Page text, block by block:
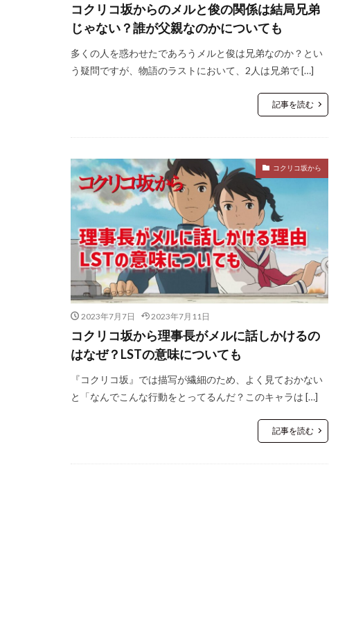
コクリコ坂からのメルと俊の関係は結局兄弟
じゃない？誰が父親なのかについても
多くの人を惑わせたであろうメルと俊は兄弟なのか？とい
う疑問ですが、物語のラストにおいて、2人は兄弟で […]
記事を読む
コクリコ坂から
2023年7月7日 2023年7月11日
コクリコ坂から理事長がメルに話しかけるの
はなぜ？LSTの意味についても
『コクリコ坂』では描写が繊細のため、よく見ておかない
と「なんでこんな行動をとってるんだ？このキャラは […]
記事を読む